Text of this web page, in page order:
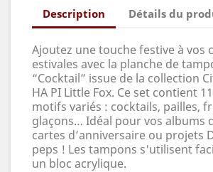
Description Détails du
Ajoutez une touche festive à vos
estivales avec la planche de
“Cocktail” issue de la collection
HA PI Little Fox. Ce set contient
motifs variés : cocktails, pailles,
glaçons… Idéal pour vos albums
cartes d’anniversaire ou projets
peps ! Les tampons s'utilisent
un bloc acrylique.